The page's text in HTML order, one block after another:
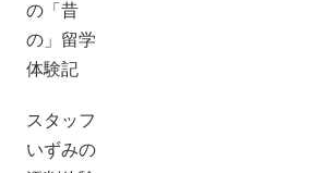
の「昔
の」留学
体験記
スタッフ
いずみの